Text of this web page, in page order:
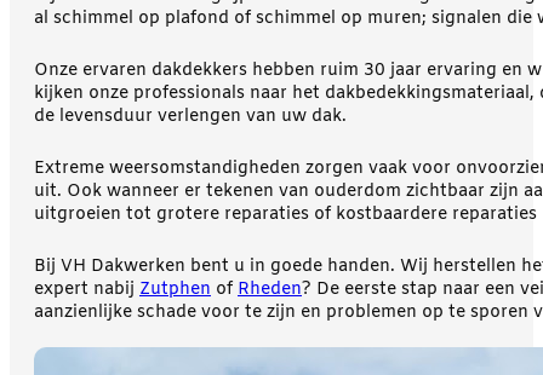
al schimmel op plafond of schimmel op muren; signalen
Onze ervaren dakdekkers hebben ruim 30 jaar ervaring en
kijken onze professionals naar het
de levensduur verlengen van uw dak.
Extreme weersomstandigheden zorgen vaak voor
uit. Ook wanneer er tekenen van ouderdom zichtbaar zijn
uitgroeien tot grotere reparaties of kostbaardere
Bij VH Dakwerken bent u in goede handen. Wij herstellen
expert nabij Zutphen of Rheden? De eerste stap naar een
aanzienlijke schade voor te zijn en problemen op te sporen